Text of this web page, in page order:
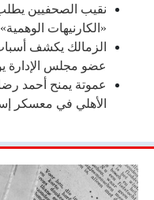
نقيب الصحفيين
«الكارنيهات الوهمية»
عضو مجلس الإدارة
عموتة يمنح أحمد
الأهلي في معسكر